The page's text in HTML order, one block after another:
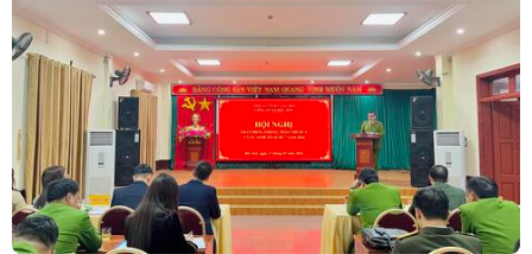
HĐND, UBND, Ủy ban MTTQ Việt Nam xã; đại diện các ban, ...